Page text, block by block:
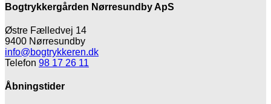
Bogtrykkergården Nørresundby ApS
Østre Fælledvej 14
9400 Nørresundby
info@bogtrykkeren.dk
Telefon 98 17 26 11
Åbningstider